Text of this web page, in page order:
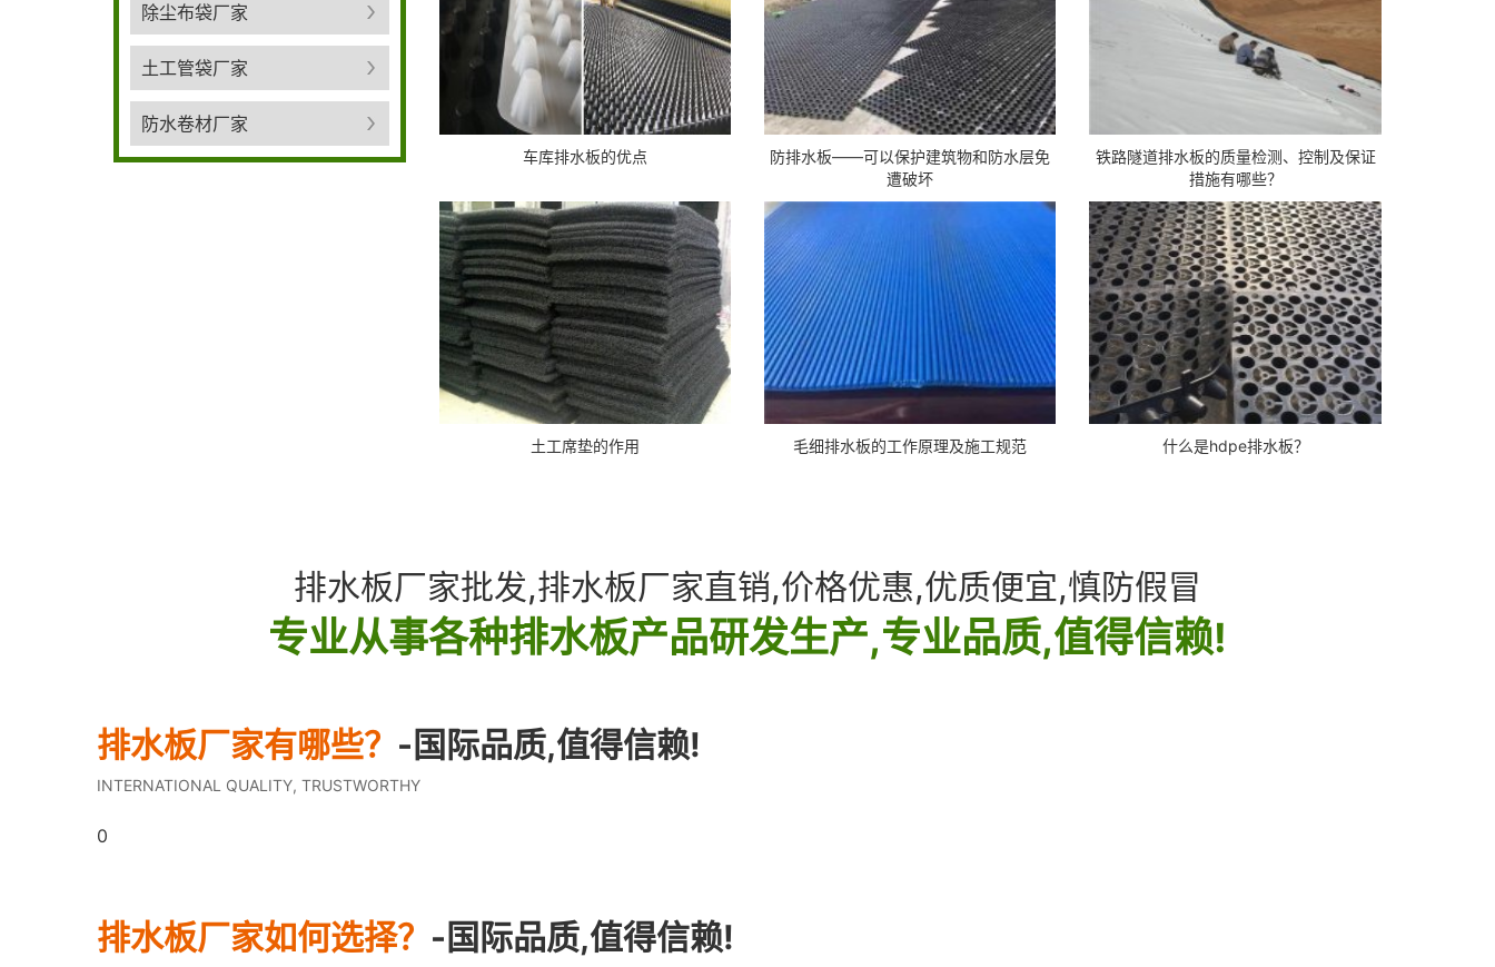
除尘布袋厂家
土工管袋厂家
防水卷材厂家
车库排水板的优点
防排水板——可以保护建筑物和防水层免
遭破坏
铁路隧道排水板的质量检测、控制及保证
措施有哪些？
土工席垫​的作用 毛细排水板的工作原理及施工规范 什么是hdpe排水板？
排水板厂家批发,排水板厂家直销,价格优惠,优质便宜,慎防假冒
专业从事各种排水板产品研发生产,专业品质,值得信赖!
排水板厂家有哪些？ -国际品质,值得信赖!
INTERNATIONAL QUALITY, TRUSTWORTHY
0
排水板厂家如何选择？ -国际品质,值得信赖!